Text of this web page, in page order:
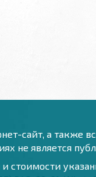
сайт, а также
не является
стоимости